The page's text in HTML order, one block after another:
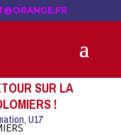
SUR LA
!
, U17